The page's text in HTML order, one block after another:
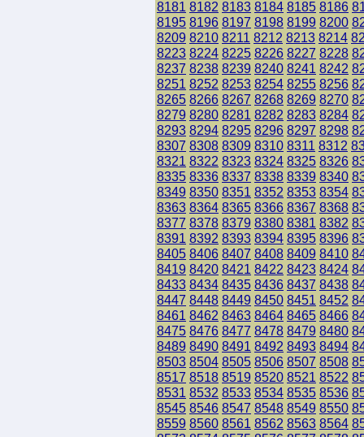
8181 8182 8183 8184 8185 8186
8195 8196 8197 8198 8199 8200
8209 8210 8211 8212 8213 8214
8223 8224 8225 8226 8227 8228
8237 8238 8239 8240 8241 8242
8251 8252 8253 8254 8255 8256
8265 8266 8267 8268 8269 8270
8279 8280 8281 8282 8283 8284
8293 8294 8295 8296 8297 8298
8307 8308 8309 8310 8311 8312
8321 8322 8323 8324 8325 8326
8335 8336 8337 8338 8339 8340
8349 8350 8351 8352 8353 8354
8363 8364 8365 8366 8367 8368
8377 8378 8379 8380 8381 8382
8391 8392 8393 8394 8395 8396
8405 8406 8407 8408 8409 8410
8419 8420 8421 8422 8423 8424
8433 8434 8435 8436 8437 8438
8447 8448 8449 8450 8451 8452
8461 8462 8463 8464 8465 8466
8475 8476 8477 8478 8479 8480
8489 8490 8491 8492 8493 8494
8503 8504 8505 8506 8507 8508
8517 8518 8519 8520 8521 8522
8531 8532 8533 8534 8535 8536
8545 8546 8547 8548 8549 8550
8559 8560 8561 8562 8563 8564